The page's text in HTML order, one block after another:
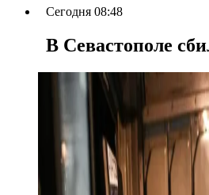
Сегодня 08:48
В Севастополе